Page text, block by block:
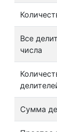
Все
числа
Сумма